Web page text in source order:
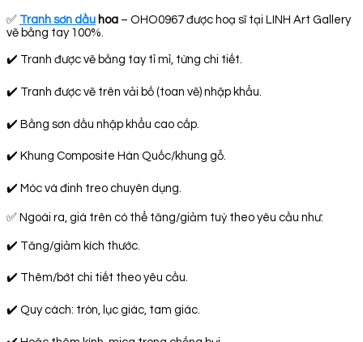
✅ Tranh sơn dầu hoa – OHO0967 được hoạ sĩ tại LINH Art Gallery
vẽ bằng tay 100%.
✔️ Tranh được vẽ bằng tay tỉ mỉ, từng chi tiết.
✔️ Tranh được vẽ trên vải bố (toan vẽ) nhập khẩu.
✔️ Bằng sơn dầu nhập khẩu cao cấp.
✔️ Khung Composite Hàn Quốc/khung gỗ.
✔️ Móc và đinh treo chuyên dụng.
✅ Ngoài ra, giá trên có thể tăng/giảm tuỳ theo yêu cầu như:
✔️ Tăng/giảm kích thước.
✔️ Thêm/bớt chi tiết theo yêu cầu.
✔️ Quy cách: tròn, lục giác, tam giác.